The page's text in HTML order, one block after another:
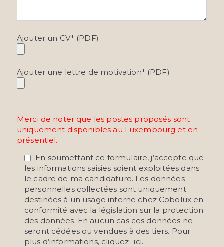
m
v
i
e
Ajouter un CV* (PDF)
Ajouter une lettre de motivation* (PDF)
Merci de noter que les postes proposés sont
uniquement disponibles au Luxembourg et en
présentiel.
En soumettant ce formulaire, j’accepte que
les informations saisies soient exploitées dans
le cadre de ma candidature. Les données
personnelles collectées sont uniquement
destinées à un usage interne chez Cobolux en
conformité avec la législation sur la protection
des données. En aucun cas ces données ne
seront cédées ou vendues à des tiers. Pour
plus d’informations, cliquez- ici.